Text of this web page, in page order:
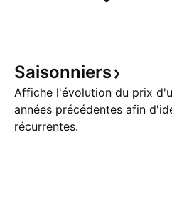
Saisonniers
Affiche l'évolution du prix
années précédentes afin
récurrentes.